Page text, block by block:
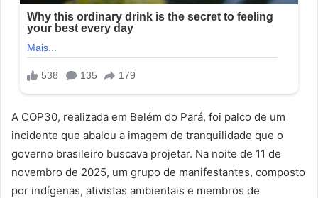
A COP30, realizada em Belém do Pará, foi palco de um
incidente que abalou a imagem de tranquilidade que o
governo brasileiro buscava projetar. Na noite de 11 de
novembro de 2025, um grupo de manifestantes, composto
por indígenas, ativistas ambientais e membros de